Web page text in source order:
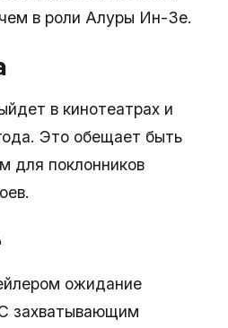
в роли Алуры Ин-Зе.
в кинотеатрах и
Это обещает быть
для поклонников
ожидание
С захватывающим